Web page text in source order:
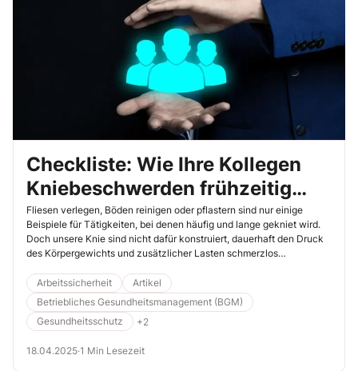
Checkliste: Wie Ihre Kollegen
Kniebeschwerden frühzeitig
vorbeugen können
Fliesen verlegen, Böden reinigen oder pflastern sind nur einige
Beispiele für Tätigkeiten, bei denen häufig und lange gekniet wird.
Doch unsere Knie sind nicht dafür konstruiert, dauerhaft den Druck
des Körpergewichts und zusätzlicher Lasten schmerzlos
Berufsgenossenschaft der Bauwirtschaft (BG BAU) leiden bis zu 40
% der Beschäftigten gelegentlich bis ständig unter
Kniegelenksbeschwerden. Diese Checkliste hilft mit, dass es nicht
so weit kommt.
Arbeitssicherheit
Artikel
Betriebliches Gesundheitsmanagement (BGM)
Gesundheitsschutz
+2
18.04.2025·1 Min Lesezeit